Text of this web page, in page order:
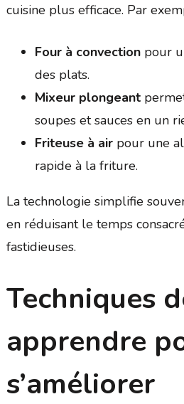
cuisine plus efficace. Par
Four à convectionpour
des plats.
Mixeur plongeant
soupes et sauces en un
Friteuse à airpour une
rapide à la friture.
La technologie simplifie
en réduisant le temps
fastidieuses.
Techniques
apprendre
s’améliorer